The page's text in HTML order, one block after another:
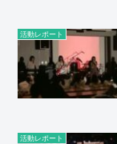
活動レポート
活動レポート